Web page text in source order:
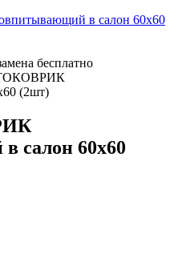
бесплатно
(2шт)
салон 60х60